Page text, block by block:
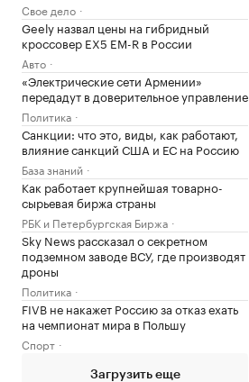
Свое дело
Geely назвал цены на гибридный
кроссовер EX5 EM-R в России
Авто
«Электрические сети Армении»
передадут в доверительное управление
Политика
Санкции: что это, виды, как работают,
влияние санкций США и ЕС на Россию
База знаний
Как работает крупнейшая товарно-
сырьевая биржа страны
РБК и Петербургская Биржа
Sky News рассказал о секретном
подземном заводе ВСУ, где производят
дроны
Политика
FIVB не накажет Россию за отказ ехать
на чемпионат мира в Польшу
Спорт
Загрузить еще